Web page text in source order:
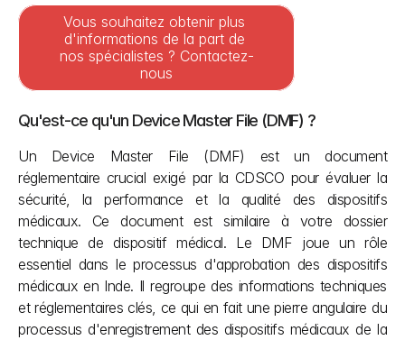
Vous souhaitez obtenir plus
d'informations de la part de
nos spécialistes ? Contactez-
nous
Qu'est-ce qu'un Device Master File (DMF) ?
Un Device Master File (DMF) est un document
réglementaire crucial exigé par la CDSCO pour évaluer la
sécurité, la performance et la qualité des dispositifs
médicaux. Ce document est similaire à votre dossier
technique de dispositif médical. Le DMF joue un rôle
essentiel dans le processus d'approbation des dispositifs
médicaux en Inde. Il regroupe des informations techniques
et réglementaires clés, ce qui en fait une pierre angulaire du
processus d'enregistrement des dispositifs médicaux de la